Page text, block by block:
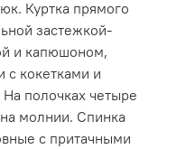
Куртка прямого
застежкой-
и капюшоном,
с кокетками и
полочках четыре
молнии. Спинка
с притачными